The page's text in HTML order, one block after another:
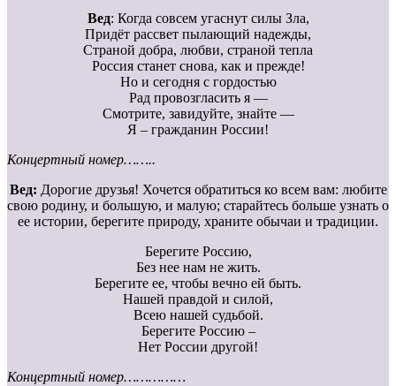
Вед: Когда совсем угаснут силы Зла,
Придёт рассвет пылающий надежды,
Страной добра, любви, страной тепла
Россия станет снова, как и прежде!
Но и сегодня с гордостью
Рад провозгласить я —
Смотрите, завидуйте, знайте —
Я – гражданин России!
Концертный номер……..
Вед: Дорогие друзья! Хочется обратиться ко всем вам: любите
свою родину, и большую, и малую; старайтесь больше узнать о
ее истории, берегите природу, храните обычаи и традиции.
Берегите Россию,
Без нее нам не жить.
Берегите ее, чтобы вечно ей быть.
Нашей правдой и силой,
Всею нашей судьбой.
Берегите Россию –
Нет России другой!
Концертный номер……………